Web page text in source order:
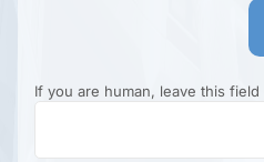
If you are human, leave this field